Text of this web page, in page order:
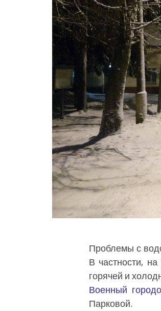
Проблемы с
В частности,
горячей и
Военный
Парковой.